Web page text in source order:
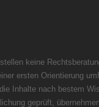
keine
ersten Orientierung
Inhalte nach bestem
geprüft,